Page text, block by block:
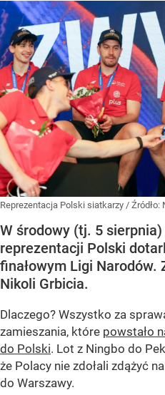
Reprezentacja Polski siatkarzy / Źródło:
W środowy (tj. 5
reprezentacji Polski
finałowym Ligi Narodów.
Nikoli Grbicia.
Dlaczego? Wszystko za
zamieszania, które powstało
do Polski. Lot z Ningbo do
że Polacy nie zdołali zdążyć
do Warszawy.